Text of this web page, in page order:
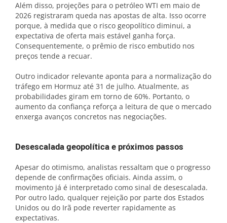
Além disso, projeções para o petróleo WTI em maio de
2026 registraram queda nas apostas de alta. Isso ocorre
porque, à medida que o risco geopolítico diminui, a
expectativa de oferta mais estável ganha força.
Consequentemente, o prêmio de risco embutido nos
preços tende a recuar.
Outro indicador relevante aponta para a normalização do
tráfego em Hormuz até 31 de julho. Atualmente, as
probabilidades giram em torno de 60%. Portanto, o
aumento da confiança reforça a leitura de que o mercado
enxerga avanços concretos nas negociações.
Desescalada geopolítica e próximos passos
Apesar do otimismo, analistas ressaltam que o progresso
depende de confirmações oficiais. Ainda assim, o
movimento já é interpretado como sinal de desescalada.
Por outro lado, qualquer rejeição por parte dos Estados
Unidos ou do Irã pode reverter rapidamente as
expectativas.